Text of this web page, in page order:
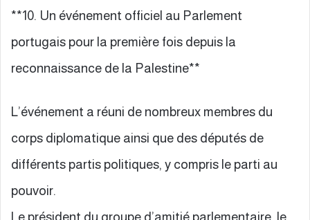
**10. Un événement officiel au Parlement
portugais pour la première fois depuis la
reconnaissance de la Palestine**
L’événement a réuni de nombreux membres du
corps diplomatique ainsi que des députés de
différents partis politiques, y compris le parti au
pouvoir.
Le président du groupe d’amitié parlementaire, le